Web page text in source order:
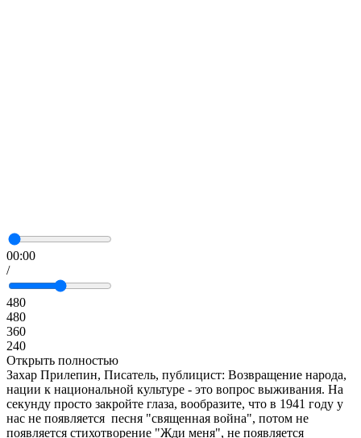
00:00
/
480
480
360
240
Открыть полностью
Захар Прилепин, Писатель, публицист: Возвращение народа,
нации к национальной культуре - это вопрос выживания. На
секунду просто закройте глаза, вообразите, что в 1941 году у
нас не появляется песня "священная война", потом не
появляется стихотворение "Жди меня", не появляется